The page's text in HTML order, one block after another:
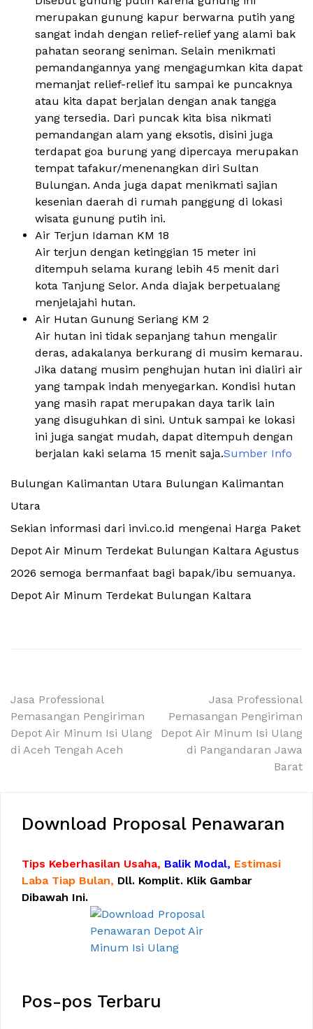
merupakan gunung kapur berwarna putih yang
sangat indah dengan relief-relief yang alami bak
pahatan seorang seniman. Selain menikmati
pemandangannya yang mengagumkan kita dapat
memanjat relief-relief itu sampai ke puncaknya
atau kita dapat berjalan dengan anak tangga
yang tersedia. Dari puncak kita bisa nikmati
pemandangan alam yang eksotis, disini juga
terdapat goa burung yang dipercaya merupakan
tempat tafakur/menenangkan diri Sultan
Bulungan. Anda juga dapat menikmati sajian
kesenian daerah di rumah panggung di lokasi
wisata gunung putih ini.
Air Terjun Idaman KM 18
Air terjun dengan ketinggian 15 meter ini
ditempuh selama kurang lebih 45 menit dari
kota Tanjung Selor. Anda diajak berpetualang
menjelajahi hutan.
Air Hutan Gunung Seriang KM 2
Air hutan ini tidak sepanjang tahun mengalir
deras, adakalanya berkurang di musim kemarau.
Jika datang musim penghujan hutan ini dialiri air
yang tampak indah menyegarkan. Kondisi hutan
yang masih rapat merupakan daya tarik lain
yang disuguhkan di sini. Untuk sampai ke lokasi
ini juga sangat mudah, dapat ditempuh dengan
berjalan kaki selama 15 menit saja.Sumber Info
Bulungan Kalimantan Utara Bulungan Kalimantan
Utara
Sekian informasi dari invi.co.id mengenai Harga Paket
Depot Air Minum Terdekat Bulungan Kaltara Agustus
2026 semoga bermanfaat bagi bapak/ibu semuanya.
Depot Air Minum Terdekat Bulungan Kaltara
Navigasi
pos
Jasa Professional
Pemasangan Pengiriman
Depot Air Minum Isi Ulang
di Aceh Tengah Aceh
Jasa Professional
Pemasangan Pengiriman
Depot Air Minum Isi Ulang
di Pangandaran Jawa
Barat
Download Proposal Penawaran
Tips Keberhasilan Usaha, Balik Modal, Estimasi
Laba Tiap Bulan, Dll. Komplit. Klik Gambar
Dibawah Ini.
Pos-pos Terbaru